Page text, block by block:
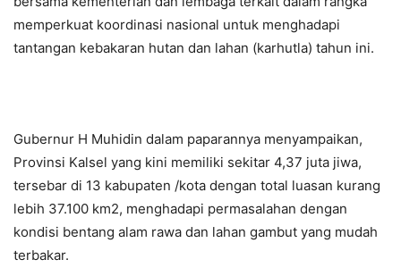
memperkuat koordinasi nasional untuk menghadapi
tantangan kebakaran hutan dan lahan (karhutla) tahun ini.
Gubernur H Muhidin dalam paparannya menyampaikan,
Provinsi Kalsel yang kini memiliki sekitar 4,37 juta jiwa,
tersebar di 13 kabupaten /kota dengan total luasan kurang
lebih 37.100 km2, menghadapi permasalahan dengan
kondisi bentang alam rawa dan lahan gambut yang mudah
terbakar.